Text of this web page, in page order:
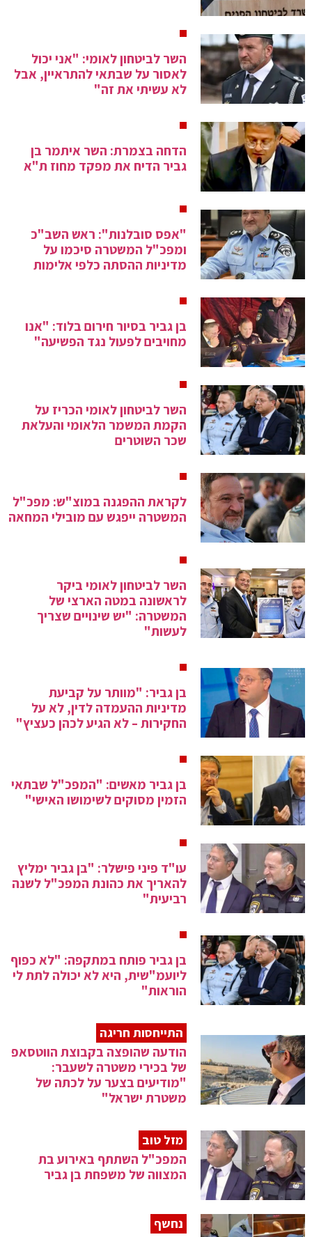
השר לביטחון לאומי: "אני יכול
לאסור על שבתאי להתראיין, אבל
לא עשיתי את זה"
הדחה בצמרת: השר איתמר בן
גביר הדיח את מפקד מחוז ת"א
"אפס סובלנות": ראש השב"כ
ומפכ"ל המשטרה סיכמו על
מדיניות ההסתה כלפי אלימות
בן גביר בסיור חירום בלוד: "אנו
מחויבים לפעול נגד הפשיעה"
השר לביטחון לאומי הכריז על
הקמת המשמר הלאומי והעלאת
שכר השוטרים
לקראת ההפגנה במוצ"ש: מפכ"ל
המשטרה ייפגש עם מובילי המחאה
השר לביטחון לאומי ביקר
לראשונה במטה הארצי של
המשטרה: "יש שינויים שצריך
לעשות"
בן גביר: "מוותר על קביעת
מדיניות ההעמדה לדין, לא על
החקירות – לא הגיע לכהן כעציץ"
בן גביר מאשים: "המפכ"ל שבתאי
הזמין מסוקים לשימושו האישי"
עו"ד פיני פישלר: "בן גביר ימליץ
להאריך את כהונת המפכ"ל לשנה
רביעית"
בן גביר פותח במתקפה: "לא כפוף
ליועמ"שית, היא לא יכולה לתת לי
הוראות"
התייחסות חריגה
הודעה שהופצה בקבוצת הווטסאפ
של בכירי משטרה לשעבר:
"מודיעים בצער על לכתה של
משטרת ישראל"
מזל טוב
המפכ"ל השתתף באירוע בת
המצווה של משפחת בן גביר
נחשף